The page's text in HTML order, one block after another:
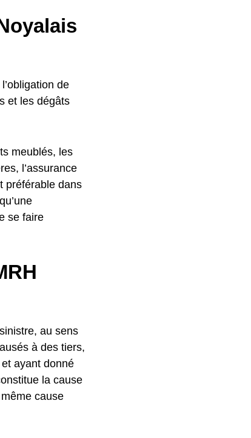
de
et les dégâts
meublés, les
l’assurance
préférable dans
se faire
au sens
à des tiers,
ayant donné
la cause
cause